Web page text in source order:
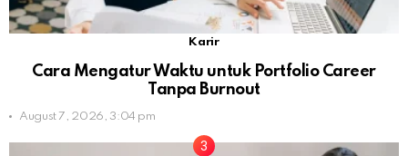
Karir
Cara Mengatur Waktu untuk Portfolio Career
Tanpa Burnout
August 7, 2026, 3:04 pm